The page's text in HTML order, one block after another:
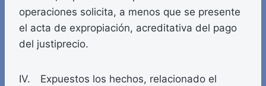
operaciones solicita, a menos que se presente
el acta de expropiación, acreditativa del pago
del justiprecio.
IV. Expuestos los hechos, relacionado el